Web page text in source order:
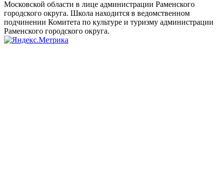
Московской области в лице администрации Раменского
городского округа. Школа находится в ведомственном
подчинении Комитета по культуре и туризму администрации
Раменского городского округа.